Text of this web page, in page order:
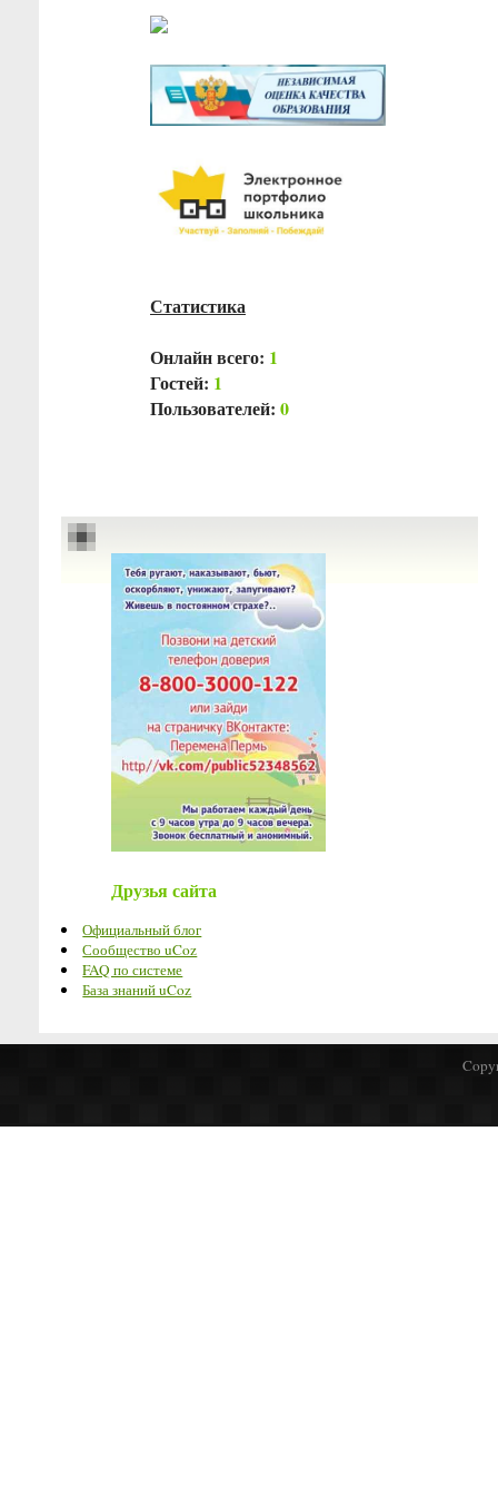
Статистика
Онлайн всего: 1
Гостей: 1
Пользователей: 0
Друзья сайта
Официальный блог
Сообщество uCoz
FAQ по системе
База знаний uCoz